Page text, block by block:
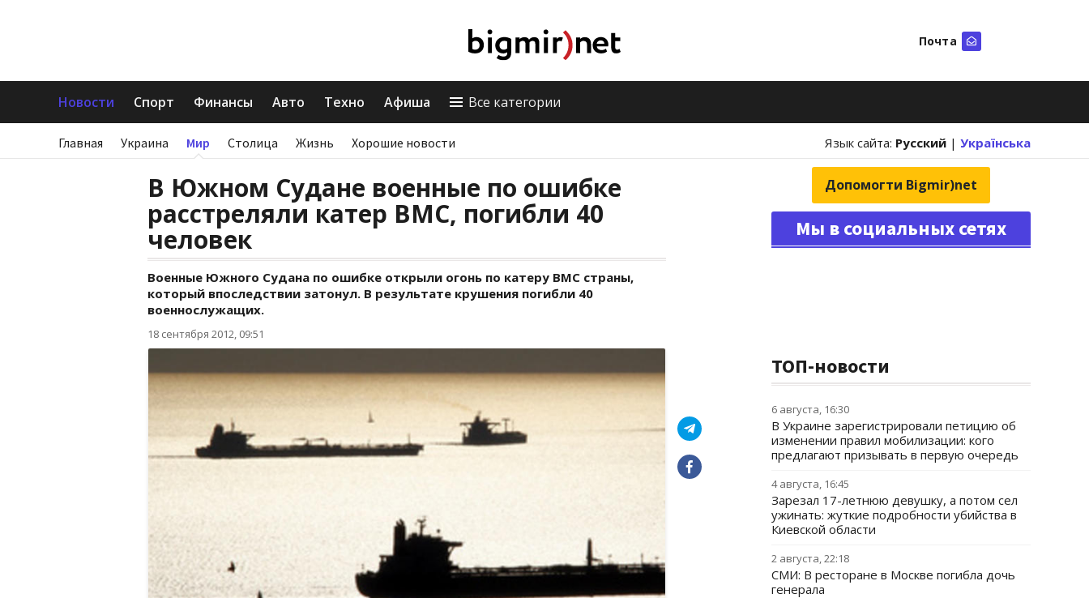
Почта
Новости Спорт Финансы Авто Техно Афиша Все категории
Главная Украина Мир Столица Жизнь Хорошие новости Язык сайта: Русский | Українська
В Южном Судане военные по ошибке
расстреляли катер ВМС, погибли 40
человек
Военные Южного Судана по ошибке открыли огонь по катеру ВМС страны,
который впоследствии затонул. В результате крушения погибли 40
военнослужащих.
18 сентября 2012, 09:51
Допомогти Bigmir)net
Мы в социальных сетях
ТОП-новости
6 августа, 16:30
В Украине зарегистрировали петицию об
изменении правил мобилизации: кого
предлагают призывать в первую очередь
4 августа, 16:45
Зарезал 17-летнюю девушку, а потом сел
ужинать: жуткие подробности убийства в
Киевской области
2 августа, 22:18
СМИ: В ресторане в Москве погибла дочь
генерала